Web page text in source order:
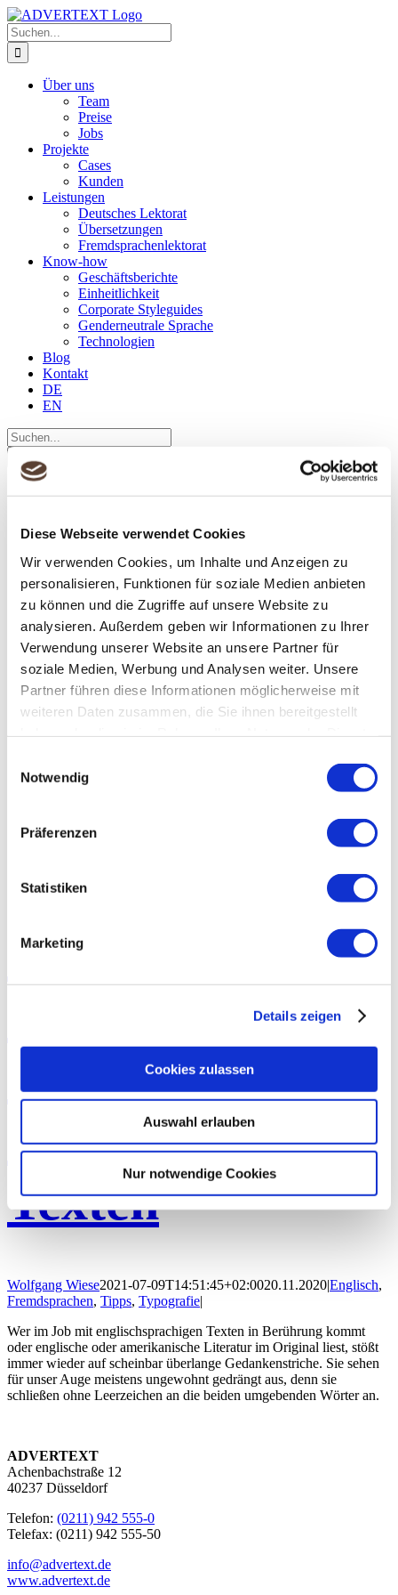
Diese Webseite verwendet Cookies
Wir verwenden Cookies, um Inhalte und Anzeigen zu
personalisieren, Funktionen für soziale Medien anbieten
zu können und die Zugriffe auf unsere Website zu
analysieren. Außerdem geben wir Informationen zu Ihrer
Verwendung unserer Website an unsere Partner für
soziale Medien, Werbung und Analysen weiter. Unsere
Partner führen diese Informationen möglicherweise mit
weiteren Daten zusammen, die Sie ihnen bereitgestellt
Notwendig
Präferenzen
Statistiken
Marketing
Details zeigen
Cookies zulassen
Auswahl erlauben
Nur notwendige Cookies
Zum
Inhalt
springen
Suche
nach:
Über uns
Team
Preise
Jobs
Projekte
Cases
Kunden
Leistungen
Deutsches Lektorat
Übersetzungen
Fremdsprachenlektorat
Know-how
Geschäftsberichte
Einheitlichkeit
Corporate Styleguides
Genderneutrale Sprache
Technologien
Blog
Kontakt
DE
EN
Suche
nach:
Jobs
Cases
Kunden
Leistungen
Deutsches Lektorat
Übersetzungen
Fremdsprachenlektorat
Know-how
Geschäftsberichte
Einheitlichkeit
Corporate Styleguides
Kontakt
Typografie kompakt: Strichlängen in englischen Texten
Typografie
Strichlängen in
englischen
Texten
Wolfgang Wiese2021-07-09T14:51:45+02:0020.11.2020|Englisch,
Fremdsprachen, Tipps, Typografie|
Wer im Job mit englischsprachigen Texten in Berührung kommt
oder englische oder amerikanische Literatur im Original liest, stößt
immer wieder auf scheinbar überlange Gedankenstriche. Sie sehen
für unser Auge meistens ungewohnt gedrängt aus, denn sie
schließen ohne Leerzeichen an die beiden umgebenden Wörter an.
ADVERTEXT
Achenbachstraße 12
40237 Düsseldorf
Telefon: (0211) 942 555-0
Telefax: (0211) 942 555-50
info@advertext.de
www.advertext.de